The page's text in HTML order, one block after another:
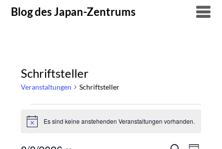
SkipBlog des Japan-Zentrums
Schriftsteller
Veranstaltungen Schriftsteller
Veranstaltungen
HinweisEs sind keine anstehenden Veranstaltungen vorhanden.